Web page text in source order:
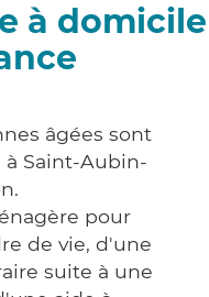
à domicile
âgées sont
à Saint-Aubin-
pour
de vie, d'une
suite à une